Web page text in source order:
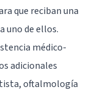
que reciban una
uno de ellos.
médico-
adicionales
oftalmología